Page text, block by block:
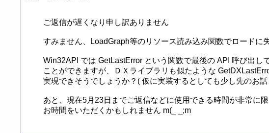
ご返信が遅くなり申し訳ありません
すみません、LoadGraph等のリソース読み込み関数でロードに
Win32API では GetLastError という関数で最後の API 呼び出し
ことができますが、ＤＸライブラリも似たような
実現できそうでしょうか？( 仮に実装するとしても少し先のお
あと、現在5月23日までご返信などに使用できる時間が非常に
お時間をいただくかもしれません m(_ _;m